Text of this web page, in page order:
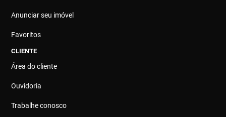
Anunciar seu imóvel
Favoritos
CLIENTE
Área do cliente
Ouvidoria
Trabalhe conosco